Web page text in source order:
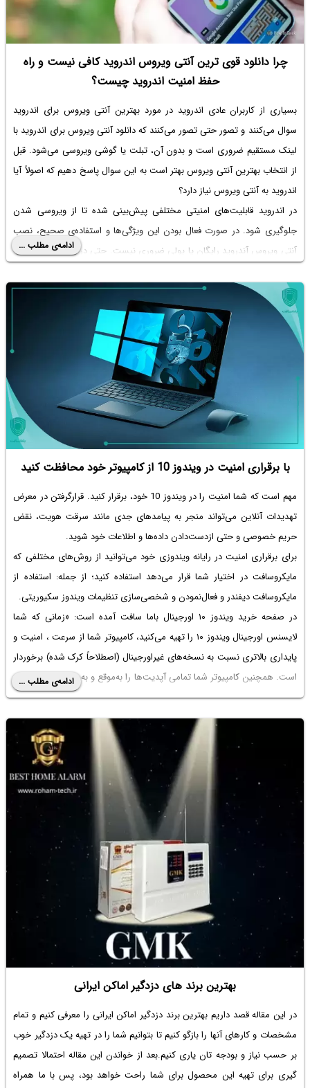
چرا دانلود قوی ترین آنتی ویروس اندروید کافی نیست و راه
حفظ امنیت اندروید چیست؟
بسیاری از کاربران عادی اندروید در مورد بهترین آنتی ویروس برای اندروید
سوال می‌کنند و تصور حتی تصور می‌کنند کهدانلود آنتی ویروس برای اندروید با
لینک مستقیم ضروری است و بدون آن، تبلت یا گوشی ویروسی می‌شود. قبل
از انتخاب بهترین آنتی ویروس بهتر است به این سوال پاسخ دهیم که اصولاً آیا
اندروید به آنتی ویروس نیاز دارد؟
در اندروید قابلیت‌های امنیتی مختلفی پیش‌بینی شده تا از ویروسی شدن
جلوگیری شود. در صورت فعال بودن این ویژگی‌ها و استفاده‌ی صحیح، نصب
آنتی ویروس آندروید رایگان یا پولی ضروری نیست. حتی در بعضی از گوشی‌ها
خاصی جمع‌آوری شده است تا کاربر بهویروس کش واقعی برای اندروید
دسترسی ساده داشته باشد.
در ادامه به قابلیت‌هایی که در اندروید برای مقابله با ویروس و ویروس کشی در
نظر گرفته شده، می‌پردازیم. با ما باشید.
ادامه‌ی مطلب ...
با برقراری امنیت در ویندوز 10 از کامپیوتر خود محافظت کنید
مهم است که شما امنیت را در ویندوز 10 خود، برقرار کنید. قرارگرفتن در معرض
تهدیدات آنلاین می‌تواند منجر به پیامدهای جدی مانند سرقت هویت، نقض
حریم خصوصی و حتی ازدست‌دادن داده‌ها و اطلاعات خود شوید.
برای برقراری امنیت در رایانه ویندوزی خود می‌توانید از روش‌های مختلفی که
مایکروسافت در اختیار شما قرار می‌دهد استفاده کنید؛ از جمله: استفاده از
مایکروسافت دیفندر و فعال‌نمودن و شخصی‌سازی تنظیمات ویندوز سکیوریتی.
در صفحه خرید ویندوز ۱۰ اورجینال باما سافت آمده است: «زمانی که شما
لایسنس اورجینال ویندوز ۱۰ را تهیه می‌کنید، کامپیوتر شما از سرعت ، امنیت و
پایداری بالاتری نسبت به نسخه‌های غیراورجینال (اصطلاحاً کرک شده) برخوردار
است. همچنین کامپیوتر شما تمامی آپدیت‌ها را به‌موقع و به‌صورت کاملاً رایگان
دریافت خواهد کرد.»
حال برای ایمن‌تر کردن کامپیوتر ویندوز ۱۰ خود در برابر تهدیدات، ادامه مطلب را
ادامه‌ی مطلب ...
بهترین برند های دزدگیر اماکن ایرانی
در این مقاله قصد داریم بهترین برند دزدگیر اماکن ایرانی را معرفی کنیم و تمام
مشخصات و کارهای آنها را بازگو کنیم تا بتوانیم شما را در تهیه یک دزدگیر خوب
بر حسب نیاز و بودجه تان یاری کنیم.بعد از خواندن این مقاله احتمالا تصمیم
گیری برای تهیه این محصول برای شما راحت خواهد بود، پس با ما همراه